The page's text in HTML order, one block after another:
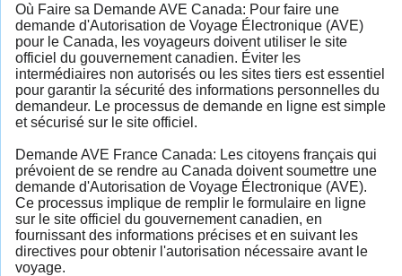
Où Faire sa Demande AVE Canada: Pour faire une
demande d'Autorisation de Voyage Électronique (AVE)
pour le Canada, les voyageurs doivent utiliser le site
officiel du gouvernement canadien. Éviter les
intermédiaires non autorisés ou les sites tiers est essentiel
pour garantir la sécurité des informations personnelles du
demandeur. Le processus de demande en ligne est simple
et sécurisé sur le site officiel.
Demande AVE France Canada: Les citoyens français qui
prévoient de se rendre au Canada doivent soumettre une
demande d'Autorisation de Voyage Électronique (AVE).
Ce processus implique de remplir le formulaire en ligne
sur le site officiel du gouvernement canadien, en
fournissant des informations précises et en suivant les
directives pour obtenir l'autorisation nécessaire avant le
voyage.